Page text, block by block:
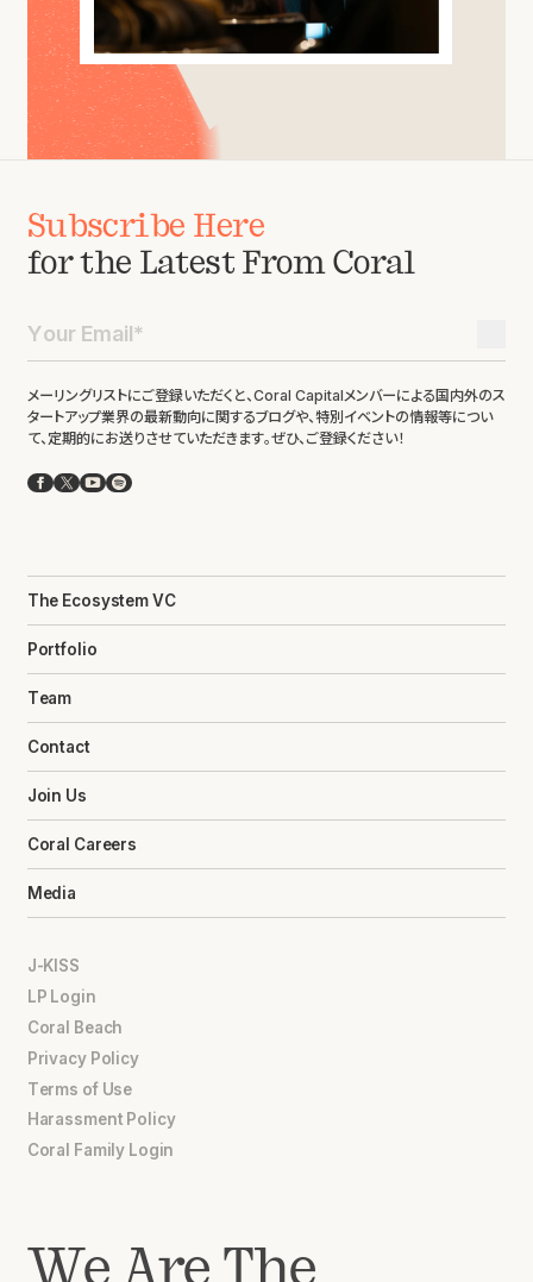
Subscribe Here
for the Latest From Coral
メーリングリストにご登録いただくと、Coral Capitalメンバーによる国内外のス
タートアップ業界の最新動向に関するブログや、特別イベントの情報等につい
て、定期的にお送りさせていただきます。ぜひ、ご登録ください！
Facebook
X YouTube
Spotify
The Ecosystem VC
Portfolio
Team
Contact
Join Us
Coral Careers
Media
J-KISS
LP Login
Coral Beach
Privacy Policy
Terms of Use
Harassment Policy
Coral Family Login
We Are The